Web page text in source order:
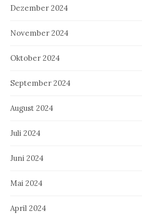
Dezember 2024
November 2024
Oktober 2024
September 2024
August 2024
Juli 2024
Juni 2024
Mai 2024
April 2024